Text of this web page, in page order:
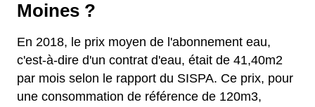
Moines ?
En 2018, le prix moyen de l'abonnement eau,
c'est-à-dire d'un contrat d'eau, était de 41,40m2
par mois selon le rapport du SISPA. Ce prix, pour
une consommation de référence de 120m3,